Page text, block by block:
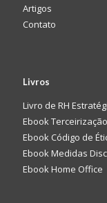
Artigos
Contato
Livros
Livro de RH
Ebook Terceirização
Ebook Código de
Ebook Medidas
Ebook Home Office